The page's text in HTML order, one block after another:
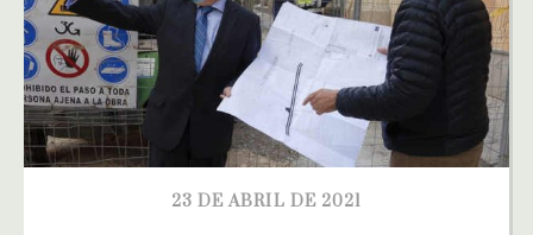
23 DE ABRIL DE 2021